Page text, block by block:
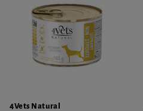
4Vets Natural